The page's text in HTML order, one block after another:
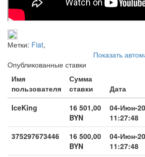
Метки: Fiat,
Показать
Опубликованные ставки
Имя
пользователя
Сумма
ставки
Дата
IceKing
16 501,00
BYN
04-Июн-
11:27:48
375297673446
16 500,00
BYN
04-Июн-
11:27:48